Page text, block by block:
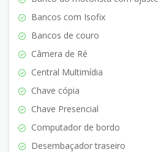
Bancos com Isofix
Bancos de couro
Câmera de Ré
Central Multimídia
Chave cópia
Chave Presencial
Computador de bordo
Desembaçador traseiro